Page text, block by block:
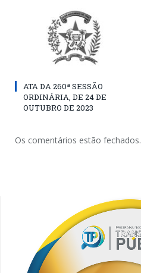
ATA DA 260ª SESSÃO
ORDINÁRIA, DE 24 DE
OUTUBRO DE 2023
Os comentários estão fechados.